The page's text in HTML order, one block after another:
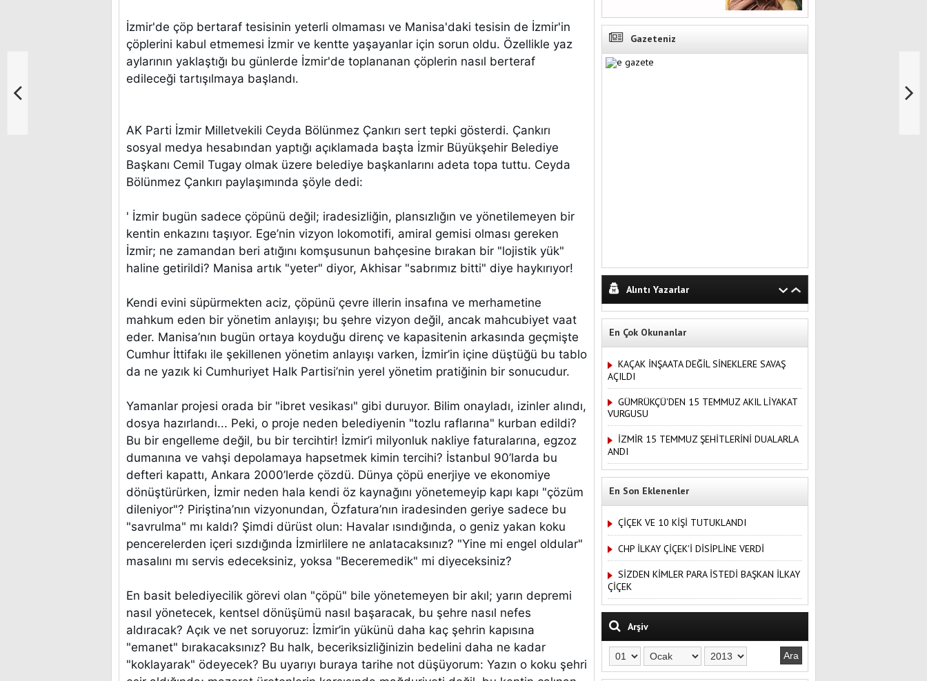
İzmir'de çöp bertaraf tesisinin yeterli olmaması ve Manisa'daki tesisin de İzmir'in
çöplerini kabul etmemesi İzmir ve kentte yaşayanlar için sorun oldu. Özellikle yaz
aylarının yaklaştığı bu günlerde İzmir'de toplananan çöplerin nasıl berteraf
edileceği tartışılmaya başlandı.
AK Parti İzmir Milletvekili Ceyda Bölünmez Çankırı sert tepki gösterdi. Çankırı
sosyal medya hesabından yaptığı açıklamada başta İzmir Büyükşehir Belediye
Başkanı Cemil Tugay olmak üzere belediye başkanlarını adeta topa tuttu. Ceyda
Bölünmez Çankırı paylaşımında şöyle dedi:
' İzmir bugün sadece çöpünü değil; iradesizliğin, plansızlığın ve yönetilemeyen bir
kentin enkazını taşıyor. Ege’nin vizyon lokomotifi, amiral gemisi olması gereken
İzmir; ne zamandan beri atığını komşusunun bahçesine bırakan bir "lojistik yük"
haline getirildi? Manisa artık "yeter" diyor, Akhisar "sabrımız bitti" diye haykırıyor!
Kendi evini süpürmekten aciz, çöpünü çevre illerin insafına ve merhametine
mahkum eden bir yönetim anlayışı; bu şehre vizyon değil, ancak mahcubiyet vaat
eder. Manisa’nın bugün ortaya koyduğu direnç ve kapasitenin arkasında geçmişte
Cumhur İttifakı ile şekillenen yönetim anlayışı varken, İzmir’in içine düştüğü bu tablo
da ne yazık ki Cumhuriyet Halk Partisi’nin yerel yönetim pratiğinin bir sonucudur.
Yamanlar projesi orada bir "ibret vesikası" gibi duruyor. Bilim onayladı, izinler alındı,
dosya hazırlandı... Peki, o proje neden belediyenin "tozlu raflarına" kurban edildi?
Bu bir engelleme değil, bu bir tercihtir! İzmir’i milyonluk nakliye faturalarına, egzoz
dumanına ve vahşi depolamaya hapsetmek kimin tercihi? İstanbul 90’larda bu
defteri kapattı, Ankara 2000’lerde çözdü. Dünya çöpü enerjiye ve ekonomiye
dönüştürürken, İzmir neden hala kendi öz kaynağını yönetemeyip kapı kapı "çözüm
dileniyor"? Piriştina’nın vizyonundan, Özfatura’nın iradesinden geriye sadece bu
"savrulma" mı kaldı? Şimdi dürüst olun: Havalar ısındığında, o geniz yakan koku
pencerelerden içeri sızdığında İzmirlilere ne anlatacaksınız? "Yine mi engel oldular"
masalını mı servis edeceksiniz, yoksa "Beceremedik" mi diyeceksiniz?
En basit belediyecilik görevi olan "çöpü" bile yönetemeyen bir akıl; yarın depremi
nasıl yönetecek, kentsel dönüşümü nasıl başaracak, bu şehre nasıl nefes
aldıracak? Açık ve net soruyoruz: İzmir’in yükünü daha kaç şehrin kapısına
"emanet" bırakacaksınız? Bu halk, beceriksizliğinizin bedelini daha ne kadar
"koklayarak" ödeyecek? Bu uyarıyı buraya tarihe not düşüyorum: Yazın o koku şehri
Gazeteniz
Alıntı Yazarlar
En Çok Okunanlar
KAÇAK İNŞAATA DEĞİL SİNEKLERE SAVAŞ
AÇILDI
GÜMRÜKÇÜ'DEN 15 TEMMUZ AKIL LİYAKAT
VURGUSU
İZMİR 15 TEMMUZ ŞEHİTLERİNİ DUALARLA
ANDI
En Son Eklenenler
ÇİÇEK VE 10 KİŞİ TUTUKLANDI
CHP İLKAY ÇİÇEK'İ DİSİPLİNE VERDİ
SİZDEN KİMLER PARA İSTEDİ BAŞKAN İLKAY
ÇİÇEK
Arşiv